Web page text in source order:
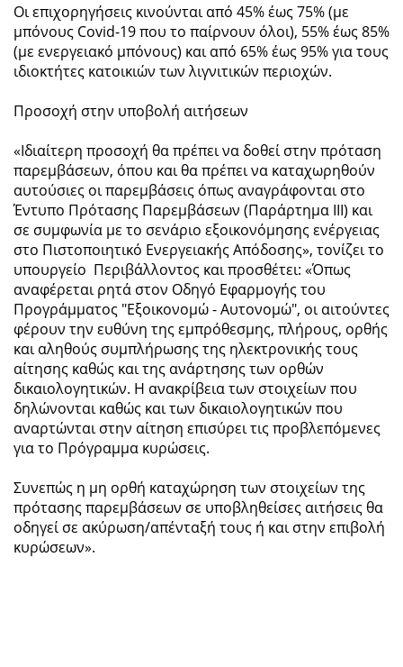
Οι επιχορηγήσεις κινούνται από 45% έως 75% (με
μπόνους Covid-19 που το παίρνουν όλοι), 55% έως 85%
(με ενεργειακό μπόνους) και από 65% έως 95% για τους
ιδιοκτήτες κατοικιών των λιγνιτικών περιοχών.
Προσοχή στην υποβολή αιτήσεων
«Ιδιαίτερη προσοχή θα πρέπει να δοθεί στην πρόταση
παρεμβάσεων, όπου και θα πρέπει να καταχωρηθούν
αυτούσιες οι παρεμβάσεις όπως αναγράφονται στο
Έντυπο Πρότασης Παρεμβάσεων (Παράρτημα ΙΙΙ) και
σε συμφωνία με το σενάριο εξοικονόμησης ενέργειας
στο Πιστοποιητικό Ενεργειακής Απόδοσης», τονίζει το
υπουργείο Περιβάλλοντος και προσθέτει: «Όπως
αναφέρεται ρητά στον Οδηγό Εφαρμογής του
Προγράμματος "Εξοικονομώ - Αυτονομώ", οι αιτούντες
φέρουν την ευθύνη της εμπρόθεσμης, πλήρους, ορθής
και αληθούς συμπλήρωσης της ηλεκτρονικής τους
αίτησης καθώς και της ανάρτησης των ορθών
δικαιολογητικών. Η ανακρίβεια των στοιχείων που
δηλώνονται καθώς και των δικαιολογητικών που
αναρτώνται στην αίτηση επισύρει τις προβλεπόμενες
για το Πρόγραμμα κυρώσεις.
Συνεπώς η μη ορθή καταχώρηση των στοιχείων της
πρότασης παρεμβάσεων σε υποβληθείσες αιτήσεις θα
οδηγεί σε ακύρωση/απένταξή τους ή και στην επιβολή
κυρώσεων».